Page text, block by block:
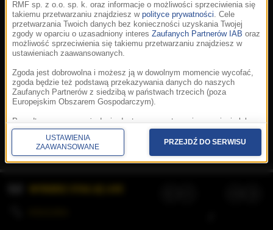
Korzystanie z portalu oznacza akceptację
Prywatność.Aplikacje.© 2026 Radio Muzyka
Fakty Grupa RMF sp. z o.o. sp. k.
RMF sp. z o.o. sp. k. oraz informacje o możliwości sprzeciwienia się
takiemu przetwarzaniu znajdziesz w polityce prywatności. Cele
przetwarzania Twoich danych bez konieczności uzyskania Twojej
zgody w oparciu o uzasadniony interes Zaufanych Partnerów IAB oraz
możliwość sprzeciwienia się takiemu przetwarzaniu znajdziesz w
ustawieniach zaawansowanych.
Zgoda jest dobrowolna i możesz ją w dowolnym momencie wycofać,
zgoda będzie też podstawą przekazywania danych do naszych
Zaufanych Partnerów z siedzibą w państwach trzecich (poza
Europejskim Obszarem Gospodarczym).
Ponadto masz prawo żądania dostępu, sprostowania, usunięcia lub
ograniczenia przetwarzania danych, a także złożenia skargi do
Prezesa Urzędu Ochrony Danych Osobowych. W polityce prywatności
znajdziesz informacje jak wykonać swoje prawa. Szczegółowe
informacje na temat przetwarzania Twoich danych znajdują się w
USTAWIENIA
ZAAWANSOWANE
PRZEJDŹ DO SERWISU